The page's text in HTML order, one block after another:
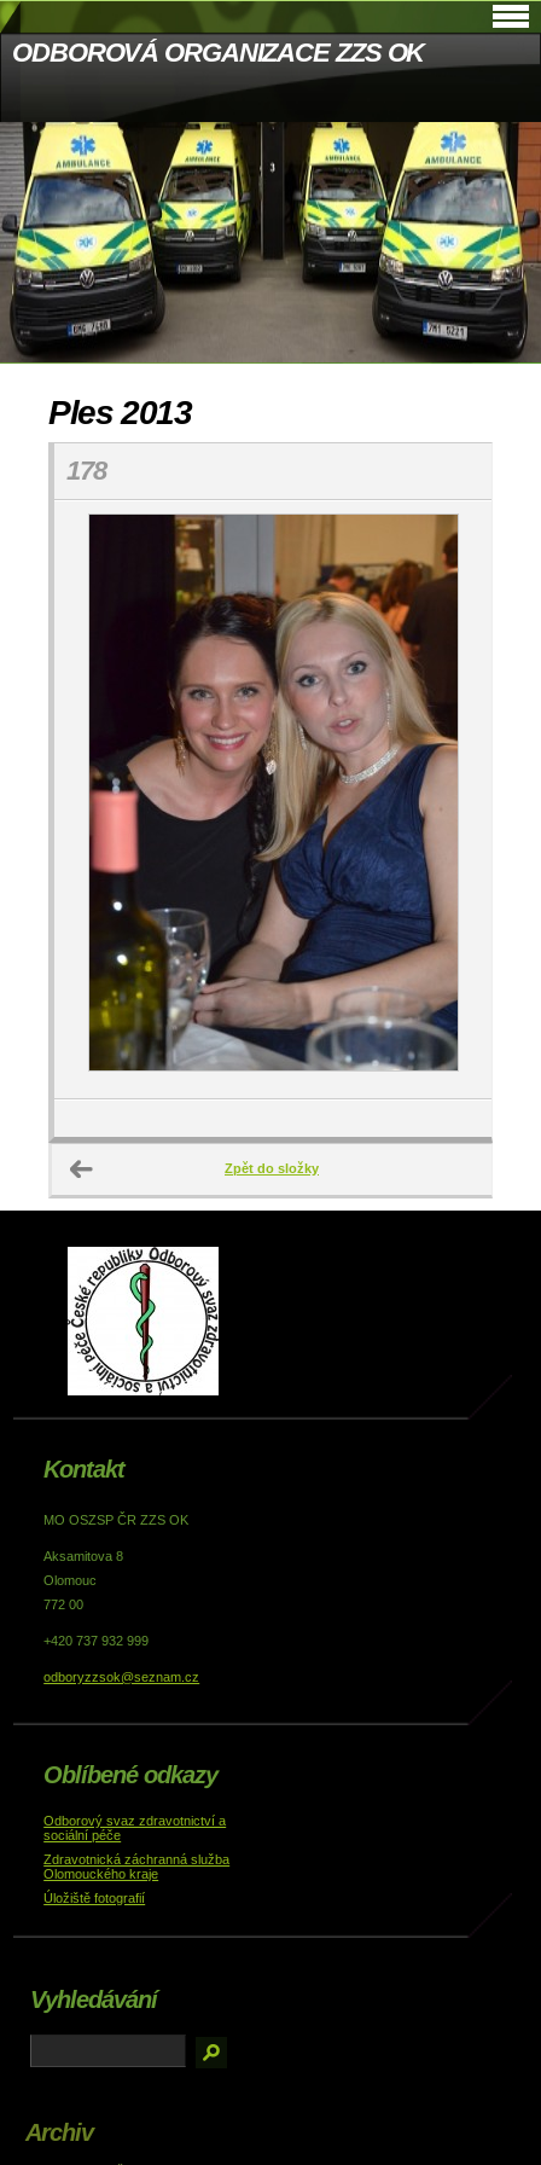
ODBOROVÁ ORGANIZACE ZZS OK
Ples 2013
178
Zpět do složky
Kontakt
MO OSZSP ČR ZZS OK
Aksamitova 8
Olomouc
772 00
+420 737 932 999
odboryzzsok@seznam.cz
Oblíbené odkazy
Odborový svaz zdravotnictví a
sociální péče
Zdravotnická záchranná služba
Olomouckého kraje
Úložiště fotografií
Vyhledávání
Archiv